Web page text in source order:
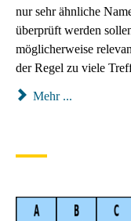
nur sehr ähnliche
überprüft werden
möglicherweise
der Regel zu viele
Mehr ...